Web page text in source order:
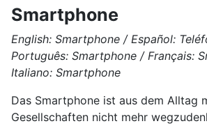
Smartphone
English: Smartphone / Español:
Português: Smartphone / Français:
Italiano: Smartphone
Das Smartphone ist aus dem Alltag
Gesellschaften nicht mehr